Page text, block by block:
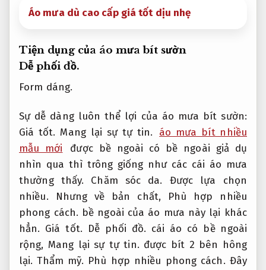
Áo mưa dù cao cấp giá tốt dịu nhẹ
Tiện dụng của áo mưa bít sườn
Dễ phối đồ.
Form dáng.
Sự dễ dàng luôn thể lợi của áo mưa bít sườn:
Giá tốt. Mang lại sự tự tin.
áo mưa bít nhiều
mẫu mới
được bề ngoài có bề ngoài giả dụ
nhìn qua thì trông giống như các cái áo mưa
thường thấy. Chăm sóc da.
Được lựa chọn
nhiều. Nhưng về bản chất, Phù hợp nhiều
phong cách. bề ngoài của áo mưa này lại khác
hẳn. Giá tốt. Dễ phối đồ. cái áo có bề ngoài
rộng, Mang lại sự tự tin. được bít 2 bên hông
lại.Thẩm mỹ. Phù hợp nhiều phong cách. Đây